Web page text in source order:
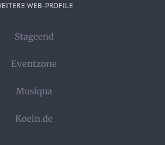
WEB-PROFILE
Stageend
Eventzone
Musiqua
Koeln.de